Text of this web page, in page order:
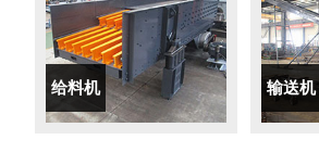
给料机 输送机